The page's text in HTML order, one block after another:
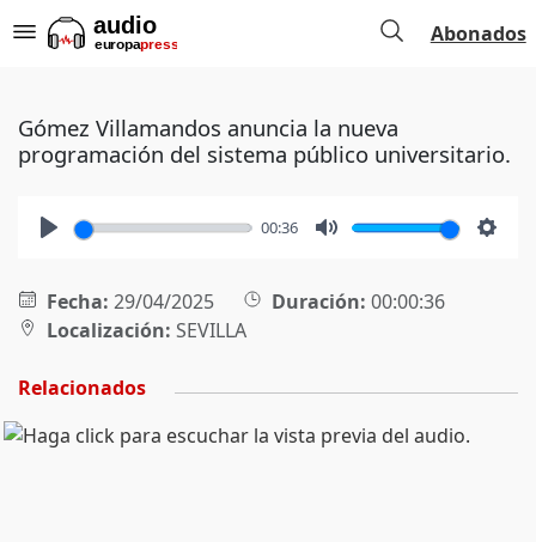
Abonados
Gómez Villamandos anuncia la nueva
programación del sistema público universitario.
00:36
Fecha: 29/04/2025 Duración: 00:00:36
Localización: SEVILLA
Relacionados